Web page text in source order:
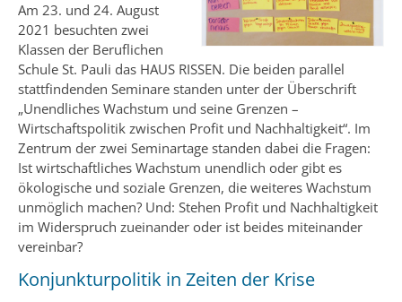
Am 23. und 24. August
2021 besuchten zwei
Klassen der Beruflichen
Schule St. Pauli das HAUS RISSEN. Die beiden parallel
stattfindenden Seminare standen unter der Überschrift
„Unendliches Wachstum und seine Grenzen –
Wirtschaftspolitik zwischen Profit und Nachhaltigkeit“. Im
Zentrum der zwei Seminartage standen dabei die Fragen:
Ist wirtschaftliches Wachstum unendlich oder gibt es
ökologische und soziale Grenzen, die weiteres Wachstum
unmöglich machen? Und: Stehen Profit und Nachhaltigkeit
im Widerspruch zueinander oder ist beides miteinander
vereinbar?
Konjunkturpolitik in Zeiten der Krise